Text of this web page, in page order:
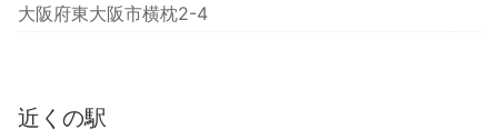
大阪府東大阪市横枕2-4
近くの駅